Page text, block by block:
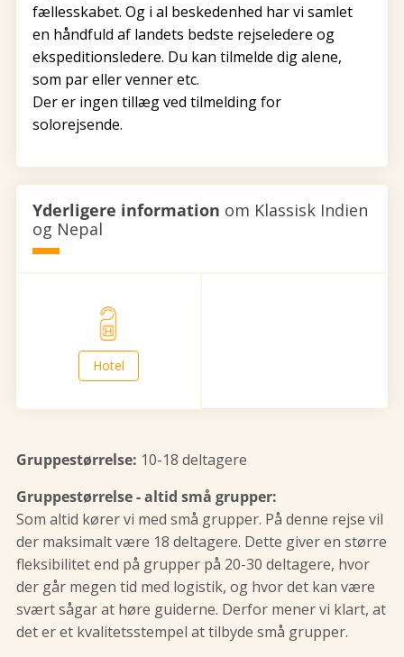
fællesskabet. Og i al beskedenhed har vi samlet
en håndfuld af landets bedste rejseledere og
ekspeditionsledere. Du kan tilmelde dig alene,
som par eller venner etc.
Der er ingen tillæg ved tilmelding for
solorejsende.
Yderligere information om Klassisk Indien
og Nepal
Hotel
Gruppestørrelse: 10-18 deltagere
Gruppestørrelse - altid små grupper:
Som altid kører vi med små grupper. På denne rejse vil
der maksimalt være 18 deltagere. Dette giver en større
fleksibilitet end på grupper på 20-30 deltagere, hvor
der går megen tid med logistik, og hvor det kan være
svært sågar at høre guiderne. Derfor mener vi klart, at
det er et kvalitetsstempel at tilbyde små grupper.